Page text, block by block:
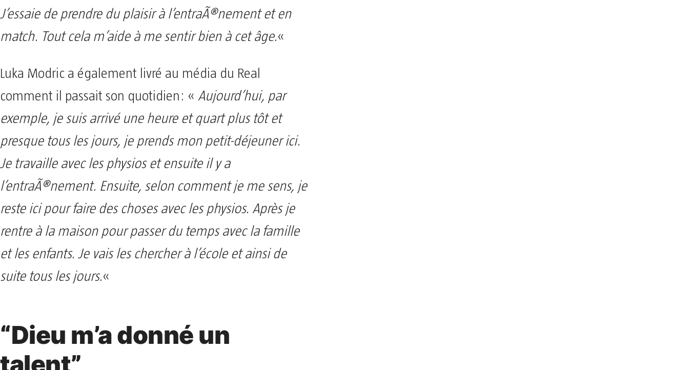
J’essaie de prendre du plaisir à l’entraÃ®nement et en
match. Tout cela m’aide à me sentir bien à cet âge.«
Luka Modric a également livré au média du Real
comment il passait son quotidien: « Aujourd’hui, par
exemple, je suis arrivé une heure et quart plus tôt et
presque tous les jours, je prends mon petit-déjeuner ici.
Je travaille avec les physios et ensuite il y a
l’entraÃ®nement. Ensuite, selon comment je me sens, je
reste ici pour faire des choses avec les physios. Après je
rentre à la maison pour passer du temps avec la famille
et les enfants. Je vais les chercher à l’école et ainsi de
suite tous les jours.«
“Dieu m’a donné un